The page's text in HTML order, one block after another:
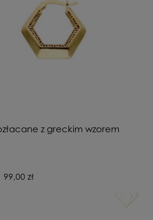
z greckim wzorem
99,00 zł